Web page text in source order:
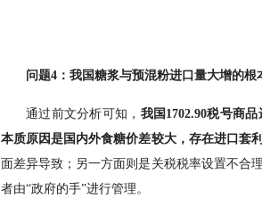
问题4：我国糖浆与预混粉进口量大增的根
通过前文分析可知， 我国1702.90税号商
本质原因是国内外食糖价差较大，存在进口套
面差异导致；另一方面则是关税税率设置不合
者由“政府的手”进行管理。